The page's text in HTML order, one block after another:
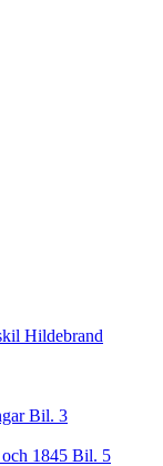
Hildebrand
Bil. 3
och 1845 Bil. 5